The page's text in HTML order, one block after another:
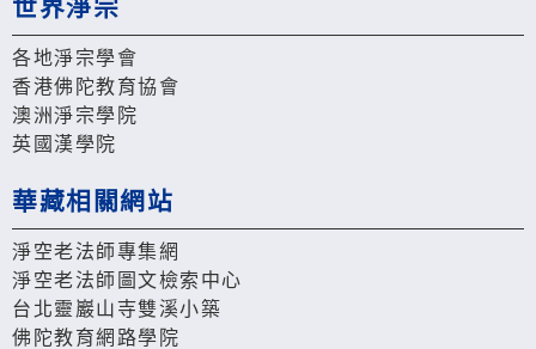
世界淨宗
各地淨宗學會
香港佛陀教育協會
澳洲淨宗學院
英國漢學院
華藏相關網站
淨空老法師專集網
淨空老法師圖文檢索中心
台北靈巖山寺雙溪小築
佛陀教育網路學院